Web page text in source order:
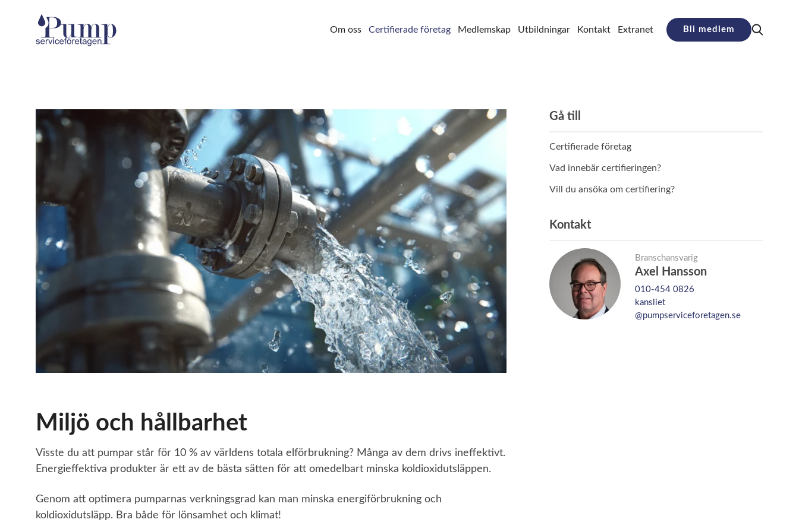
Om oss Certifierade företag Medlemskap Utbildningar Kontakt Extranet Bli medlem
Gå till
Certifierade företag
Vad innebär certifieringen?
Vill du ansöka om certifiering?
Kontakt
Branschansvarig
Axel Hansson
010-454 0826
kansliet
@pumpserviceforetagen.se
Miljö och hållbarhet
Visste du att pumpar står för 10 % av världens totala elförbrukning? Många av dem drivs ineffektivt.
Energieffektiva produkter är ett av de bästa sätten för att omedelbart minska koldioxidutsläppen.
Genom att optimera pumparnas verkningsgrad kan man minska energiförbrukning och
koldioxidutsläpp. Bra både för lönsamhet och klimat!